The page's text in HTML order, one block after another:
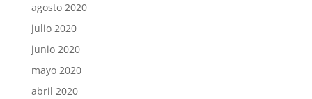
agosto 2020
julio 2020
junio 2020
mayo 2020
abril 2020